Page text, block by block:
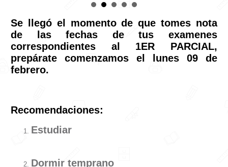
Se llegó el momento de que tomes nota
de las fechas de tus examenes
correspondientes al 1ER PARCIAL,
prepárate comenzamos el lunes 09 de
febrero.
Recomendaciones:
Estudiar
Dormir temprano